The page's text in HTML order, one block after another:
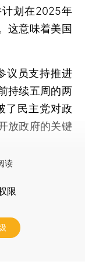
划在2025年
这意味着美国
员支持推进
持续五周的两
了民主党对政
放政府的关键
读
限